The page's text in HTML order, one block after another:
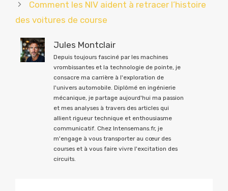
Comment les NIV aident à retracer l’histoire
des voitures de course
Jules Montclair
Depuis toujours fasciné par les machines
vrombissantes et la technologie de pointe, je
consacre ma carrière à l'exploration de
l'univers automobile. Diplômé en ingénierie
mécanique, je partage aujourd'hui ma passion
et mes analyses à travers des articles qui
allient rigueur technique et enthousiasme
communicatif. Chez Intensemans.fr, je
m'engage à vous transporter au cœur des
courses et à vous faire vivre l'excitation des
circuits.